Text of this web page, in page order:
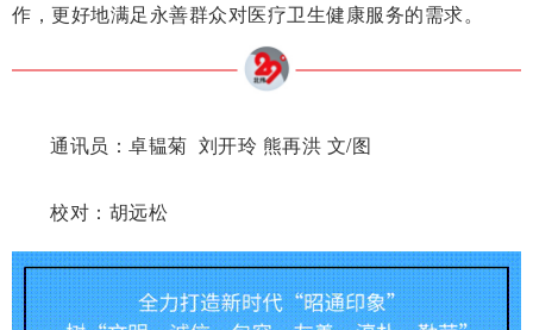
作，更好地满足永善群众对医疗卫生健康服务的需求。
通讯员：卓韫菊 刘开玲 熊再洪 文/图
校对：胡远松